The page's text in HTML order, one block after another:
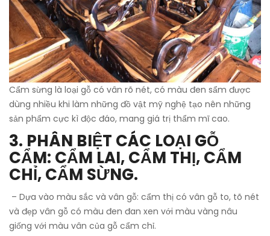
Cẩm sừng là loại gỗ có vân rõ nét, có màu đen sẩm được
dùng nhiều khi làm những đồ vật mỹ nghệ tạo nên những
sản phẩm cực kì độc đáo, mang giá trị thẩm mĩ cao.
3. PHÂN BIỆT CÁC LOẠI GỖ
CẨM: CẨM LAI, CẨM THỊ, CẨM
CHỈ, CẨM SỪNG.
– Dựa vào màu sắc và vân gỗ: cẩm thị có vân gỗ to, tõ nét
và đẹp vân gỗ có màu đen đan xen với màu vàng nâu
giống với màu vân của gỗ cẩm chỉ.